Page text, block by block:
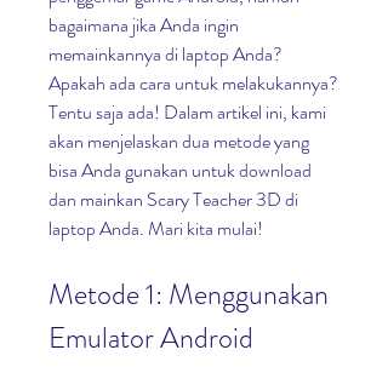
bagaimana jika Anda ingin
memainkannya di laptop Anda?
Apakah ada cara untuk melakukannya?
Tentu saja ada! Dalam artikel ini, kami
akan menjelaskan dua metode yang
bisa Anda gunakan untuk download
dan mainkan Scary Teacher 3D di
laptop Anda. Mari kita mulai!
Metode 1: Menggunakan
Emulator Android